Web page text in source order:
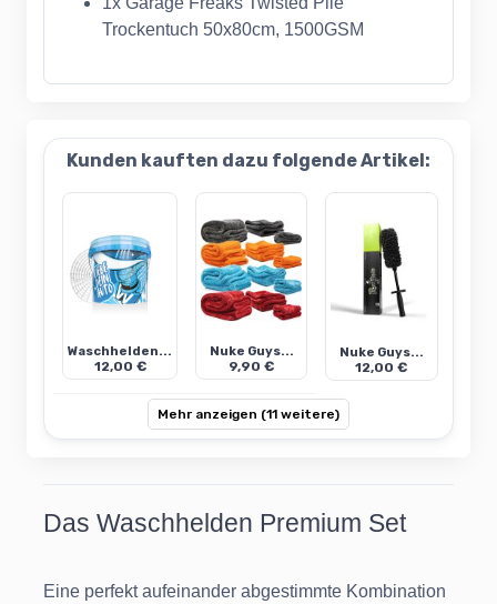
Trockentuch 50x80cm, 1500GSM
Kunden kauften dazu folgende Artikel:
Waschhelden...
12,00 €
Nuke Guys...
9,90 €
Nuke Guys...
12,00 €
Mehr anzeigen (11 weitere)
Das Waschhelden Premium Set
Eine perfekt aufeinander abgestimmte Kombination